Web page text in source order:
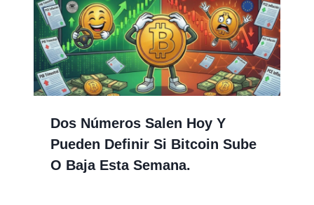
Dos Números Salen Hoy Y
Pueden Definir Si Bitcoin Sube
O Baja Esta Semana.